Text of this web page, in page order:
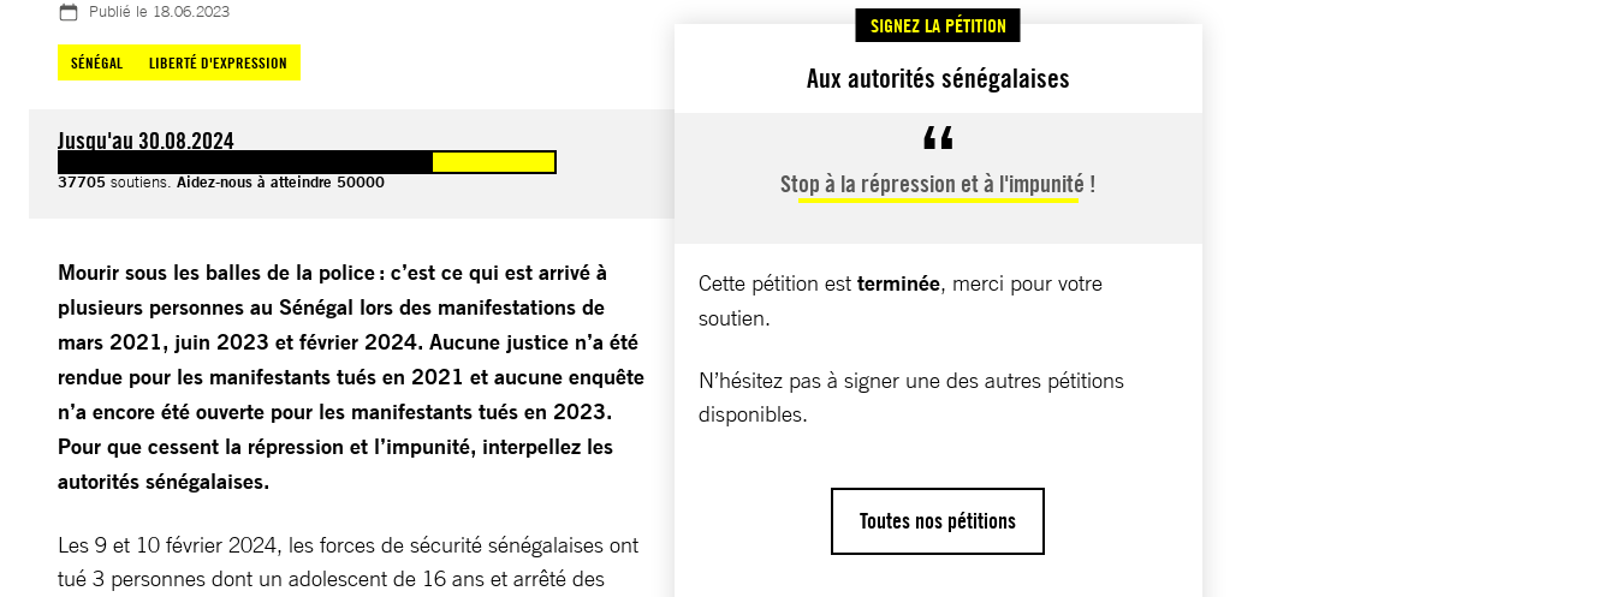
Publié le 18.06.2023
SÉNÉGAL LIBERTÉ D'EXPRESSION
Jusqu'au 30.08.2024
37705 soutiens. Aidez-nous à atteindre 50000
Mourir sous les balles de la police : c’est ce qui est arrivé à
plusieurs personnes au Sénégal lors des manifestations de
mars 2021, juin 2023 et février 2024. Aucune justice n’a été
rendue pour les manifestants tués en 2021 et aucune enquête
n’a encore été ouverte pour les manifestants tués en 2023.
Pour que cessent la répression et l’impunité, interpellez les
autorités sénégalaises.
Les 9 et 10 février 2024, les forces de sécurité sénégalaises ont
tué 3 personnes dont un adolescent de 16 ans et arrêté des
SIGNEZ LA PÉTITION
Aux autorités sénégalaises
Stop à la répression et à l'impunité !
Cette pétition est terminée, merci pour votre
soutien.
N’hésitez pas à signer une des autres pétitions
disponibles.
Toutes nos pétitions